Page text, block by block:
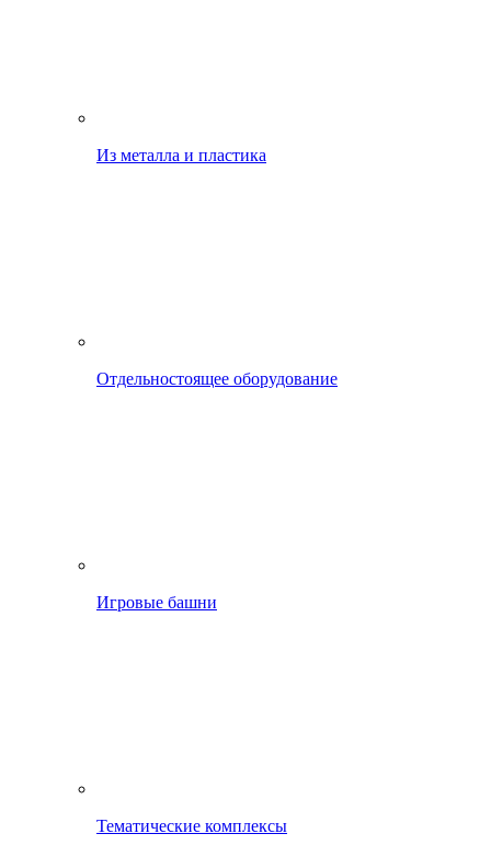
Из металла и пластика
Отдельностоящее оборудование
Игровые башни
Тематические комплексы